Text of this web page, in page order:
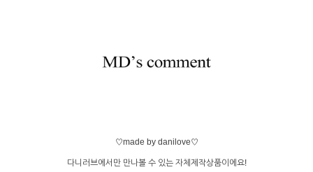
♡made by danilove♡
다니러브에서만 만나볼 수 있는 자체제작상품이에요!